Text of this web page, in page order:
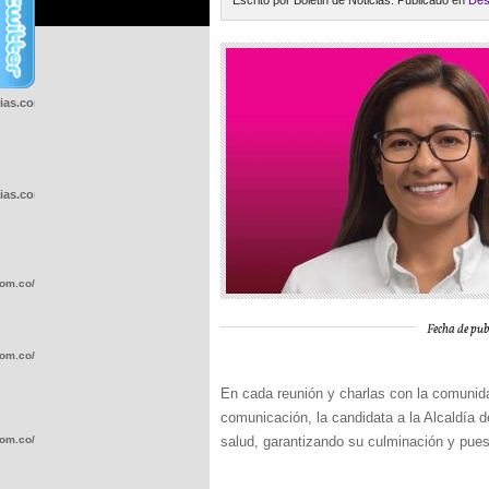
Fecha de
En cada reunión y charlas con la
comunicación, la candidata a la Alcaldía
salud, garantizando su culminación y
wp-
wp-
wp-
wp-
wp-